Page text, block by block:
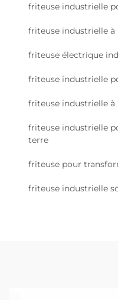
friteuse industrielle
friteuse industrielle
friteuse électrique
friteuse industrielle
friteuse industrielle à
friteuse industrielle
terre
friteuse pour
friteuse industrielle